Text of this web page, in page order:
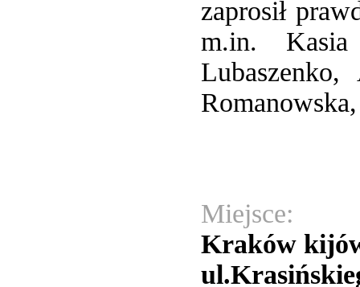
zaprosił
m.in. Kasia
Miejsce:
Kraków